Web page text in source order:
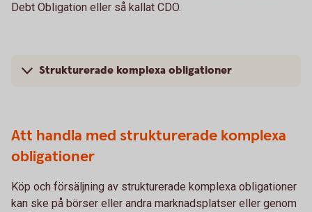
Debt Obligation eller så kallat CDO.
Strukturerade komplexa obligationer
Att handla med strukturerade komplexa
obligationer
Köp och försäljning av strukturerade komplexa obligationer
kan ske på börser eller andra marknadsplatser eller genom